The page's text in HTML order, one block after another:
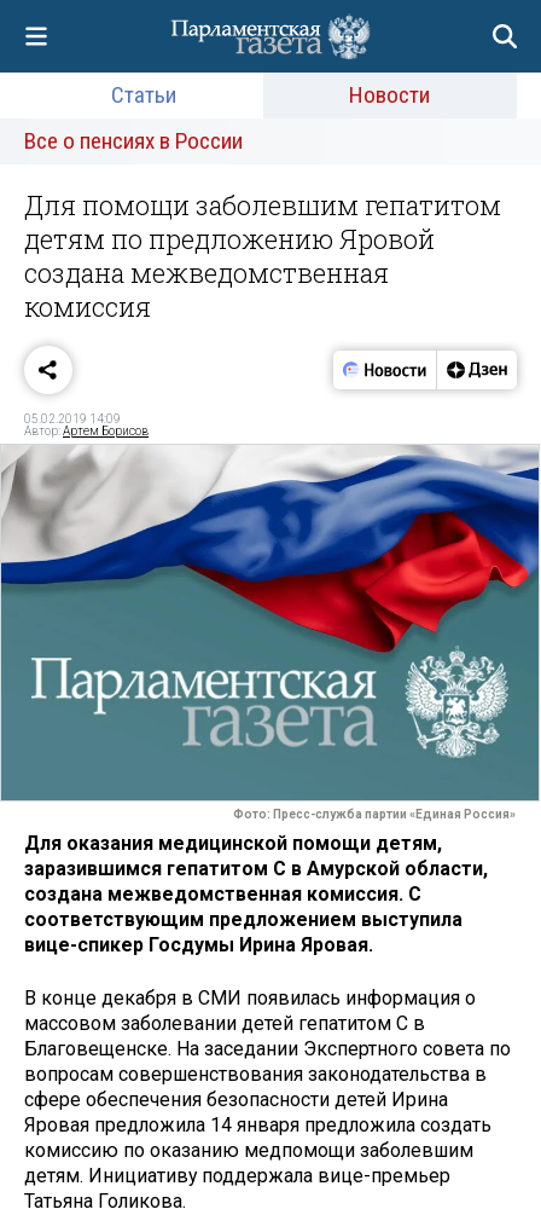
Статьи
Новости
Все о пенсиях в России
Для помощи заболевшим гепатитом
детям по предложению Яровой
создана межведомственная
комиссия
05.02.2019 14:09
Автор:Артем Борисов
Фото: Пресс-служба партии «Единая Россия»
Для оказания медицинской помощи детям,
заразившимся гепатитом C в Амурской области,
создана межведомственная комиссия. С
соответствующим предложением выступила
вице-спикер Госдумы Ирина Яровая.
В конце декабря в СМИ появилась информация о
массовом заболевании детей гепатитом C в
Благовещенске. На заседании Экспертного совета по
вопросам совершенствования законодательства в
сфере обеспечения безопасности детей Ирина
Яровая предложила 14 января предложила создать
комиссию по оказанию медпомощи заболевшим
детям. Инициативу поддержала вице-премьер
Татьяна Голикова.